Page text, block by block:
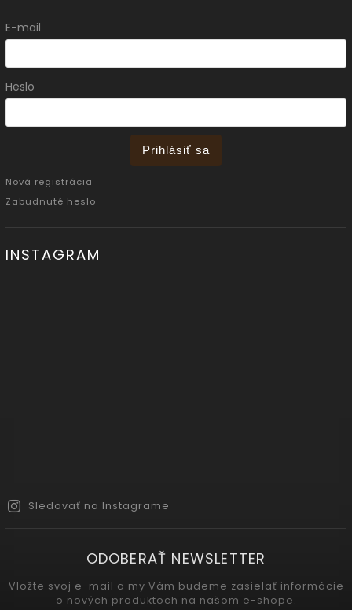
E-mail
Heslo
Prihlásiť sa
Nová registrácia
Zabudnuté heslo
INSTAGRAM
Sledovať na Instagrame
ODOBERAŤ NEWSLETTER
Vložte svoj e-mail a my Vám budeme zasielať informácie
o nových produktoch na našom e-shope.